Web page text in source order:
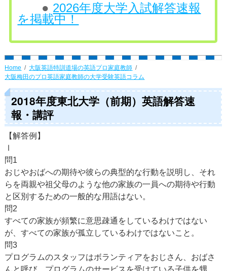
● 2026年度大学入試解答速報
を掲載中！
Home
大阪英語特訓道場の英語プロ家庭教師
大阪梅田のプロ英語家庭教師の大学受験英語コラム
2018年度東北大学（前期）英語解答速
報・講評
【解答例】
Ⅰ
問1
おじやおばへの期待や彼らの典型的な行動を説明し、それ
らを両親や祖父母のような他の家族の一員への期待や行動
と区別するための一般的な用語はない。
問2
すべての家族が頻繁に意思疎通をしているわけではない
が、すべての家族が孤立しているわけではないこと。
問3
プログラムのスタッフはボランティアをおじさん、おばさ